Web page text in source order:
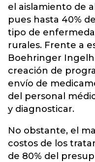
el aislamiento de
pues hasta 40%
tipo de
rurales. Frente a
Boehringer
creación de
envío de
del personal
y diagnosticar.
No obstante, el
costos de los
de 80% del